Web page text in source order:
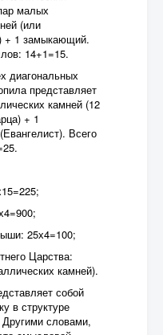
малых
(или
+ 1 замыкающий.
14+1=15.
диагональных
представляет
камней (12
+ 1
Всего
25х4=100;
Царства:
камней).
собой
в структуре
словами,